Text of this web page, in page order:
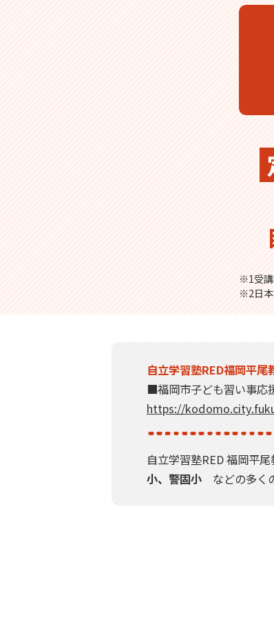
※1受講
※2日本
自立学習塾RED福岡平尾
■福岡市子ども習い事応
https://
自立学習塾RED 福岡平
小、警固小 などの多く